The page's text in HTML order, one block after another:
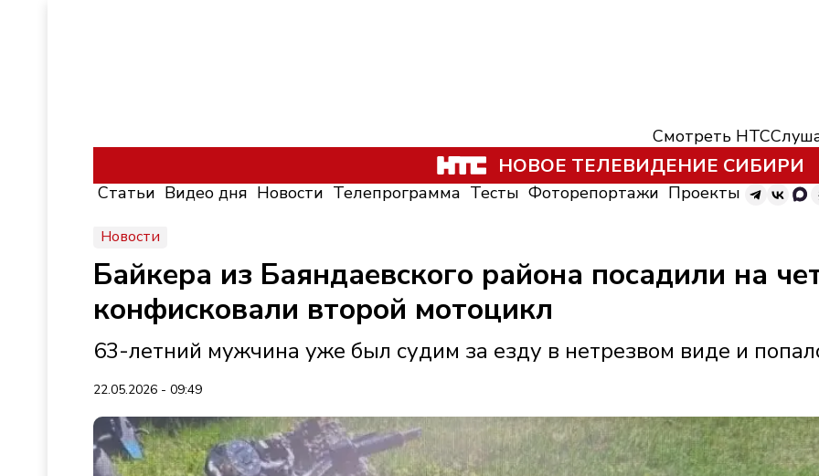
Смотреть НТС
НОВОЕ ТЕЛЕВИДЕНИЕ СИБИРИ
Статьи Видео дня Новости Телепрограмма Тесты Фоторепортажи Проекты
Новости
Байкера из Баяндаевского района посадили на
конфисковали второй мотоцикл
63-летний мужчина уже был судим за езду в нетрезвом виде и
22.05.2026 - 09:49